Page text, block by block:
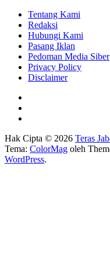
Tentang Kami
Redaksi
Hubungi Kami
Pasang Iklan
Pedoman Media Siber
Privacy Policy
Disclaimer
Hak Cipta © 2026 Teras
Tema: ColorMag oleh
WordPress.